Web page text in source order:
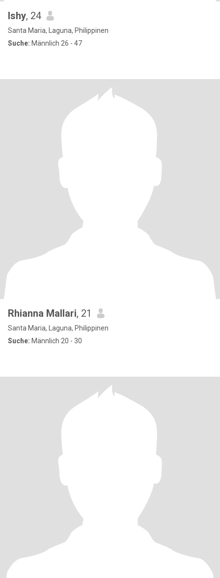
Ishy, 24
Santa Maria, Laguna, Philippinen
Suche: Männlich 26 - 47
Rhianna Mallari, 21
Santa Maria, Laguna, Philippinen
Suche: Männlich 20 - 30